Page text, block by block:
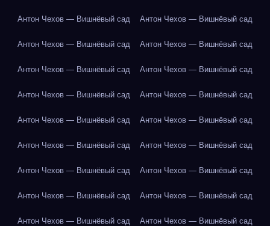
Антон Чехов — Вишнёвый сад Антон Чехов — Вишнёвый сад
Антон Чехов — Вишнёвый сад Антон Чехов — Вишнёвый сад
Антон Чехов — Вишнёвый сад Антон Чехов — Вишнёвый сад
Антон Чехов — Вишнёвый сад Антон Чехов — Вишнёвый сад
Антон Чехов — Вишнёвый сад Антон Чехов — Вишнёвый сад
Антон Чехов — Вишнёвый сад Антон Чехов — Вишнёвый сад
Антон Чехов — Вишнёвый сад Антон Чехов — Вишнёвый сад
Антон Чехов — Вишнёвый сад Антон Чехов — Вишнёвый сад
Антон Чехов — Вишнёвый сад Антон Чехов — Вишнёвый сад